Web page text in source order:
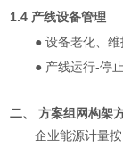
1.4 产线设备管理
● 设备老化、维
● 产线运行-停
二、 方案组网构架
企业能源计量